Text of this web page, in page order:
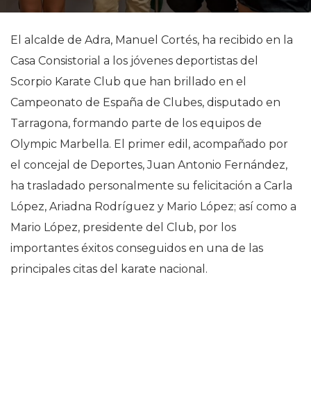
El alcalde de Adra, Manuel Cortés, ha recibido en la
Casa Consistorial a los jóvenes deportistas del
Scorpio Karate Club que han brillado en el
Campeonato de España de Clubes, disputado en
Tarragona, formando parte de los equipos de
Olympic Marbella. El primer edil, acompañado por
el concejal de Deportes, Juan Antonio Fernández,
ha trasladado personalmente su felicitación a Carla
López, Ariadna Rodríguez y Mario López; así como a
Mario López, presidente del Club, por los
importantes éxitos conseguidos en una de las
principales citas del karate nacional.